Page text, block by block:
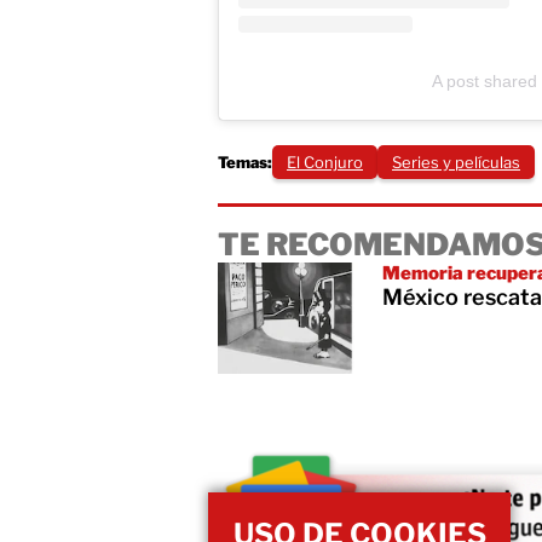
A post
Temas: El Conjuro Series y películas
TE
Memoria
México
USO DE COOKIES